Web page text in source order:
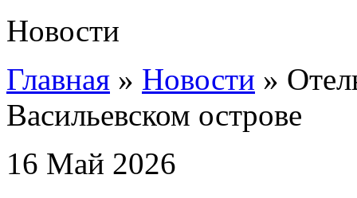
Новости
Главная » Новости »
Васильевском острове
16 Май 2026